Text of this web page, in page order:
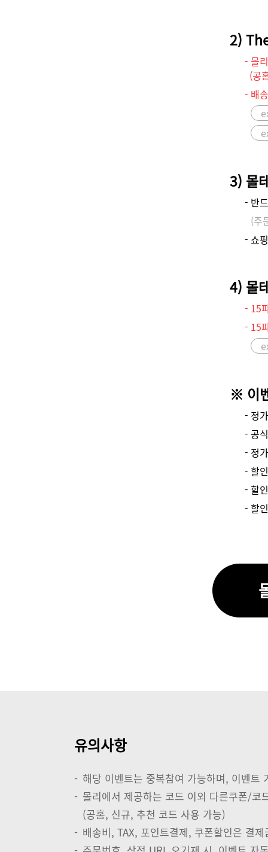
2)
- 몰
(공
- 배
3) 몰
- 반
(주
- 쇼
4) 몰
- 15
- 15
※ 이
- 정
- 공
- 정
- 할
- 할
- 할
유의사항
- 해당 이벤트는 중복참여 가능하며, 이벤트
- 몰리에서 제공하는 코드 이외 다른쿠폰/코
(공홈, 신규, 추천 코드 사용 가능)
- 배송비, TAX, 포인트결제, 쿠폰할인은 결